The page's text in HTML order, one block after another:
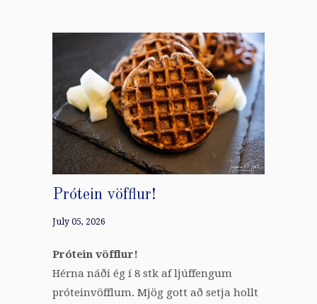
Prótein vöfflur!
July 05, 2026
Prótein vöfflur!
Hérna náði ég í 8 stk af ljúffengum
próteinvöfflum. Mjög gott að setja hollt